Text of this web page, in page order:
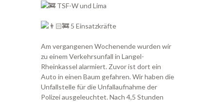
TSF-W und Lima
5 Einsatzkräfte
Am vergangenen Wochenende wurden wir
zu einem Verkehrsunfall in Langel-
Rheinkassel alarmiert. Zuvor ist dort ein
Auto in einen Baum gefahren. Wir haben die
Unfallstelle für die Unfallaufnahme der
Polizei ausgeleuchtet. Nach 4,5 Stunden